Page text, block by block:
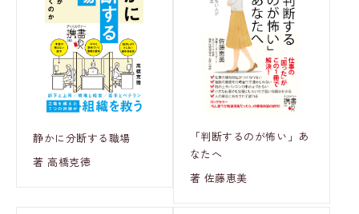
静かに分断する職場
著 高橋克徳
「判断するのが怖い」あ
なたへ
著 佐藤恵美